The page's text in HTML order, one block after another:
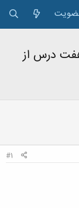
هفت درس از
#1